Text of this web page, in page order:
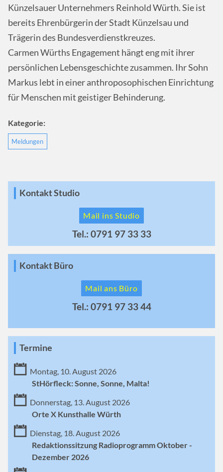
Künzelsauer Unternehmers Reinhold Würth. Sie ist
bereits Ehrenbürgerin der Stadt Künzelsau und
Trägerin des Bundesverdienstkreuzes.
Carmen Würths Engagement hängt eng mit ihrer
persönlichen Lebensgeschichte zusammen. Ihr Sohn
Markus lebt in einer anthroposophischen Einrichtung
für Menschen mit geistiger Behinderung.
Kategorie:
Meldungen
Kontakt Studio
Mail ins Studio
Tel.: 0791 97 33 33
Kontakt Büro
Mail ans Büro
Tel.: 0791 97 33 44
Termine
Montag, 10. August 2026
StHörfleck: Sonne, Sonne, Malta!
Donnerstag, 13. August 2026
Orte X Kunsthalle Würth
Dienstag, 18. August 2026
Redaktionssitzung Radioprogramm Oktober -
Dezember 2026